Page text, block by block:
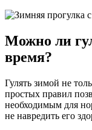
Можно ли
время?
Гулять зимой не
простых правил
необходимым для
не навредить его